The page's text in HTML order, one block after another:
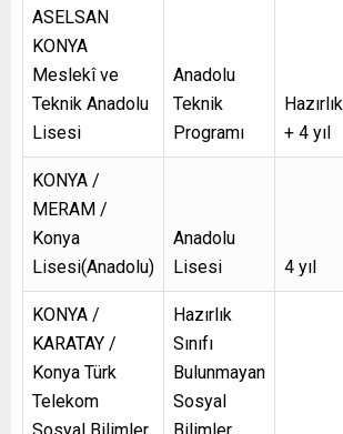
ASELSAN
KONYA
Meslekî ve
Teknik Anadolu
Lisesi
Anadolu
Teknik
Programı
Hazırlık
+ 4 yıl
KONYA /
MERAM /
Konya
Lisesi(Anadolu)
Anadolu
Lisesi
4 yıl
KONYA /
KARATAY /
Konya Türk
Telekom
Sosyal Bilimler
Hazırlık
Sınıfı
Bulunmayan
Sosyal
Bilimler